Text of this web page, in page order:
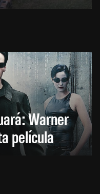
Warner
película